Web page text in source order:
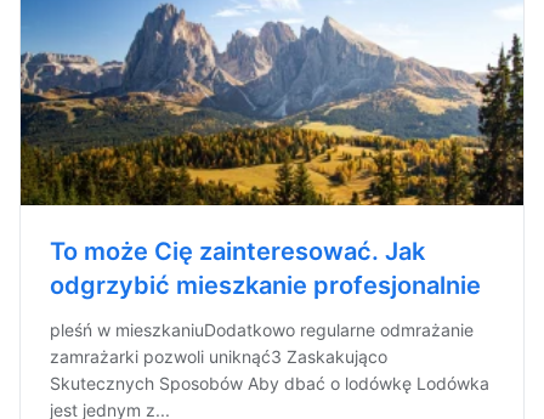
To może Cię zainteresować. Jak
odgrzybić mieszkanie profesjonalnie
pleśń w mieszkaniuDodatkowo regularne odmrażanie
zamrażarki pozwoli uniknąć3 Zaskakująco
Skutecznych Sposobów Aby dbać o lodówkę Lodówka
jest jednym z...